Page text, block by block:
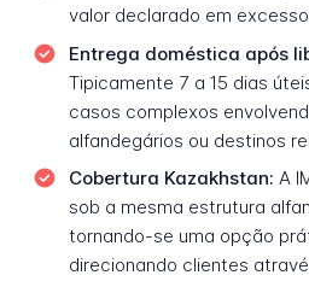
valor declarado em
Entrega doméstica após
Tipicamente 7 a 15 dias
casos complexos
alfandegários ou destinos
Cobertura Kazakhstan: A
sob a mesma estrutura
tornando-se uma opção
direcionando clientes